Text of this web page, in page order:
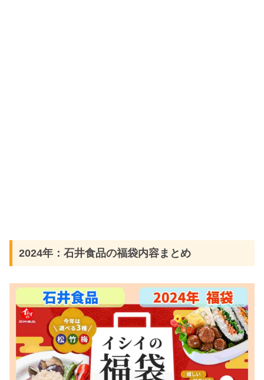
2024年：石井食品の福袋内容まとめ